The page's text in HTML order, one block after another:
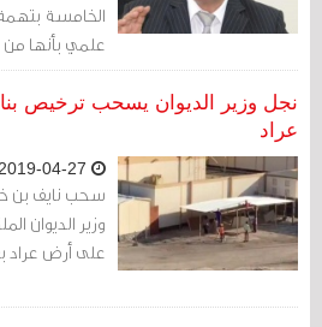
الخامسة
علمي بأنها من
في الشأن
نجل وزير الديوان يسحب ترخيص
عراد
سحب نايف بن
وزير الديوان
على أرض عراد